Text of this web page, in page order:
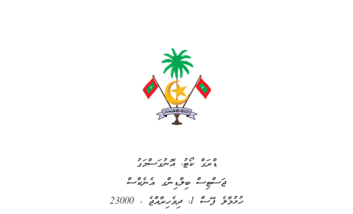
ޑްރަގް ކޯޓު، އޮނުގަސްމަގު
ޖަސްޓިސް ބިލްޑިންގ އެނެކްސް
ހުޅުމާލެ ފޭސް 1، ދިވެހިރާއްޖެ ، 23000